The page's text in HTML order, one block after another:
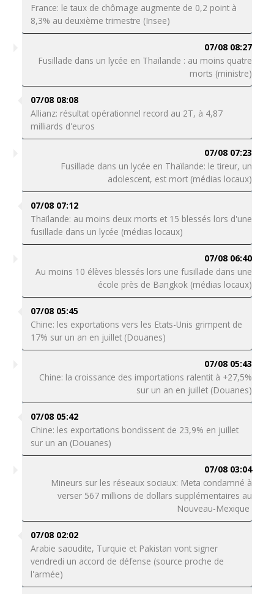
France: le taux de chômage augmente de 0,2 point à
8,3% au deuxième trimestre (Insee)
07/08 08:27
Fusillade dans un lycée en Thaïlande : au moins quatre
morts (ministre)
07/08 08:08
Allianz: résultat opérationnel record au 2T, à 4,87
milliards d'euros
07/08 07:23
Fusillade dans un lycée en Thaïlande: le tireur, un
adolescent, est mort (médias locaux)
07/08 07:12
Thaïlande: au moins deux morts et 15 blessés lors d'une
fusillade dans un lycée (médias locaux)
07/08 06:40
Au moins 10 élèves blessés lors une fusillade dans une
école près de Bangkok (médias locaux)
07/08 05:45
Chine: les exportations vers les Etats-Unis grimpent de
17% sur un an en juillet (Douanes)
07/08 05:43
Chine: la croissance des importations ralentit à +27,5%
sur un an en juillet (Douanes)
07/08 05:42
Chine: les exportations bondissent de 23,9% en juillet
sur un an (Douanes)
07/08 03:04
Mineurs sur les réseaux sociaux: Meta condamné à
verser 567 millions de dollars supplémentaires au
Nouveau-Mexique
07/08 02:02
Arabie saoudite, Turquie et Pakistan vont signer
vendredi un accord de défense (source proche de
l'armée)